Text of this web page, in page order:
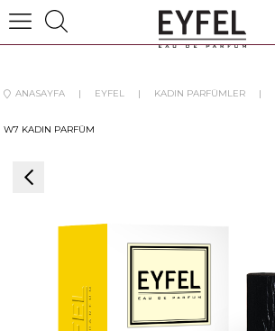
ANASAYFA EYFEL KADIN PARFÜMLER
W7 KADIN PARFÜM